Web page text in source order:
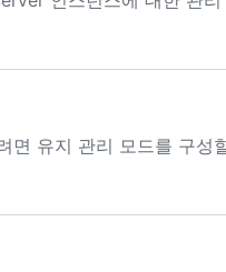
면 유지 관리 모드를 구성